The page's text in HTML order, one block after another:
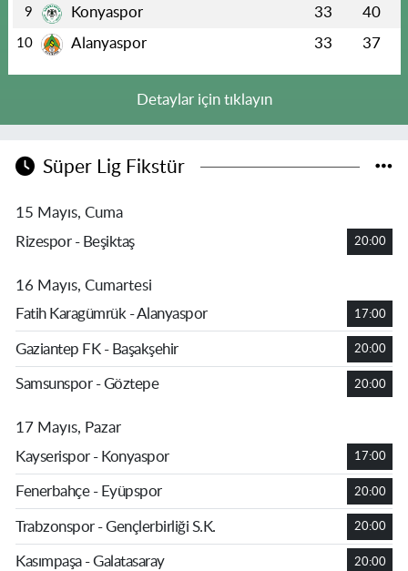
9 Konyaspor 33 40
10 Alanyaspor 33 37
Detaylar için tıklayın
Süper Lig Fikstür
15 Mayıs, Cuma
Rizespor - Beşiktaş
20:00
16 Mayıs, Cumartesi
Fatih Karagümrük - Alanyaspor
17:00
Gaziantep FK - Başakşehir 20:00
Samsunspor - Göztepe 20:00
17 Mayıs, Pazar
Kayserispor - Konyaspor
17:00
Fenerbahçe - Eyüpspor 20:00
Trabzonspor - Gençlerbirliği S.K. 20:00
Kasımpaşa - Galatasaray 20:00